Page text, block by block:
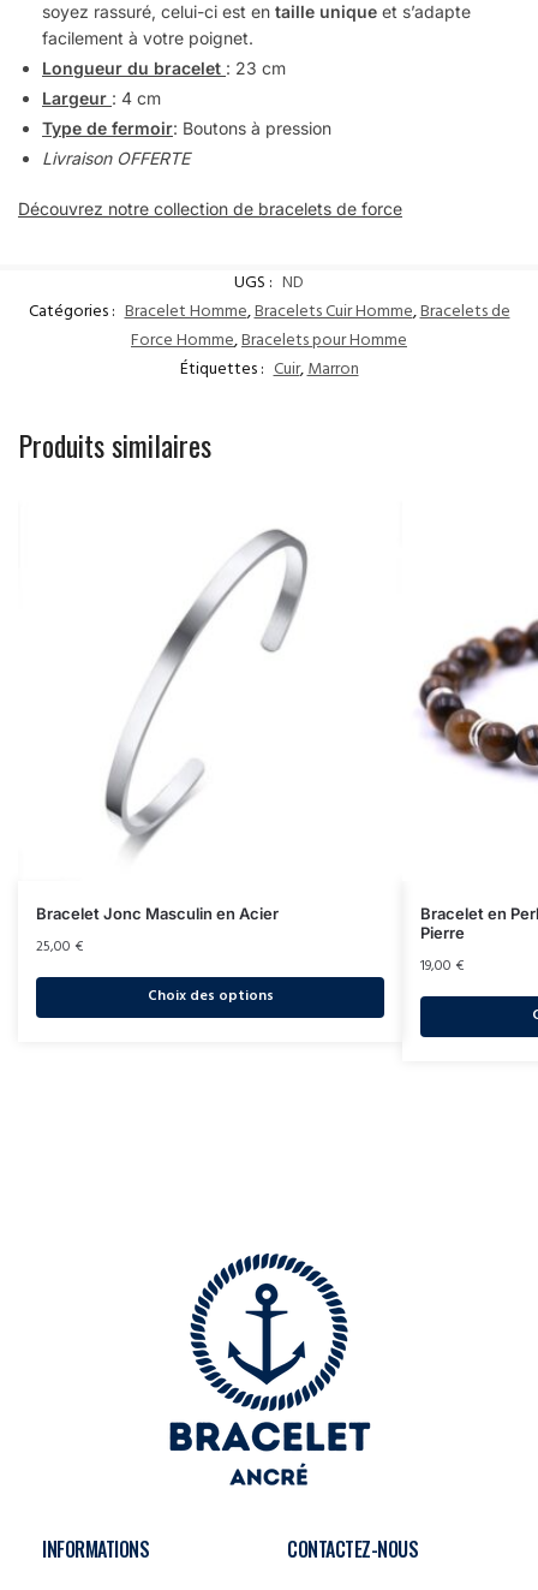
soyez rassuré, celui-ci est en taille unique et s’adapte
facilement à votre poignet.
Longueur du bracelet : 23 cm
Largeur : 4 cm
Type de fermoir: Boutons à pression
Livraison OFFERTE
Découvrez notre collection de bracelets de force
UGS : ND
Catégories : Bracelet Homme,Bracelets Cuir Homme,Bracelets de
Force Homme,Bracelets pour Homme
Étiquettes : Cuir,Marron
Produits similaires
Bracelet Jonc Masculin en Acier
25,00 €
Choix des options
Bracelet en
Pierre
19,00 €
INFORMATIONS CONTACTEZ-NOUS